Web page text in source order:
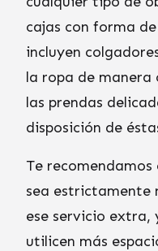
cajas con forma
incluyen
la ropa de
las prendas
disposición de
Te
sea estrictamente
ese servicio extra,
utilicen más